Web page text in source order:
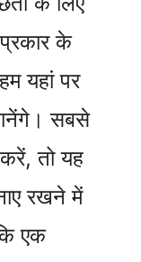
के
यहां पर
सबसे
तो यह
रखने में
एक